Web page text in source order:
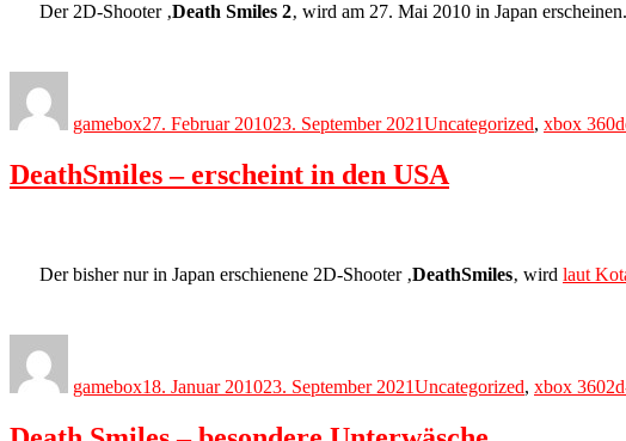
Der 2D-Shooter ‚Death Smiles 2‚ wird am 27. Mai 2010 in Japan
gamebox27. Februar 201023. September 2021Uncategorized, xbox 360
DeathSmiles – erscheint in den USA
Der bisher nur in Japan erschienene 2D-Shooter ‚DeathSmiles‚ wird laut
gamebox18. Januar 201023. September 2021Uncategorized, xbox 360